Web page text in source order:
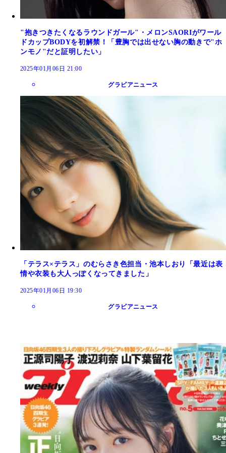
"抱きつきたくなるラウンドガール"・メロンSAORIがワール
ドカップBODYを初解禁！「豊胸では出せない胸の動きで"ホ
ンモノ"だと証明したい」
2025年01月06日 21:00
グラビアニュース
「テラス×テラス」のむらさき色担当・池本しおり「最近は表
情や衣装も大人っぽくなってきました」
2025年01月06日 19:30
グラビアニュース